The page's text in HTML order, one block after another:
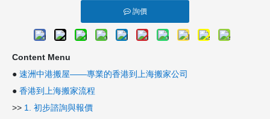
詢價
Content Menu
● 速洲中港搬屋——專業的香港到上海搬家公司
● 香港到上海搬家流程
>> 1. 初步諮詢與報價